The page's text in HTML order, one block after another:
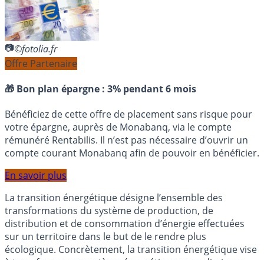
©fotolia.fr
Offre Partenaire
🎁 Bon plan épargne : 3% pendant 6 mois
Bénéficiez de cette offre de placement sans risque pour
votre épargne, auprès de Monabanq, via le compte
rémunéré Rentabilis. Il n’est pas nécessaire d’ouvrir un
compte courant Monabanq afin de pouvoir en bénéficier.
En savoir plus
La transition énergétique désigne l’ensemble des
transformations du système de production, de
distribution et de consommation d’énergie effectuées
sur un territoire dans le but de le rendre plus
écologique. Concrètement, la transition énergétique vise